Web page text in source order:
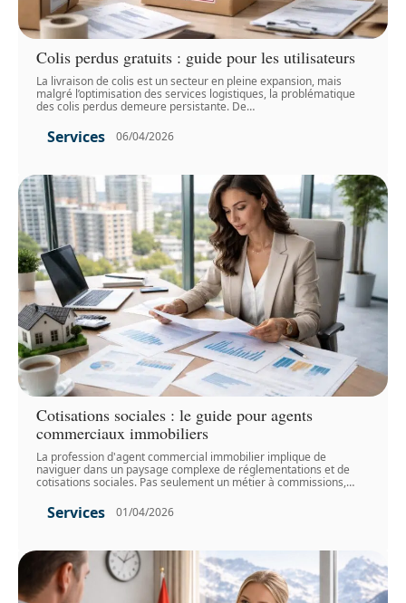
Colis perdus gratuits : guide pour les utilisateurs
La livraison de colis est un secteur en pleine expansion, mais
malgré l’optimisation des services logistiques, la problématique
des colis perdus demeure persistante. De…
Services 06/04/2026
Cotisations sociales : le guide pour agents
commerciaux immobiliers
La profession d'agent commercial immobilier implique de
naviguer dans un paysage complexe de réglementations et de
cotisations sociales. Pas seulement un métier à commissions,…
Services 01/04/2026